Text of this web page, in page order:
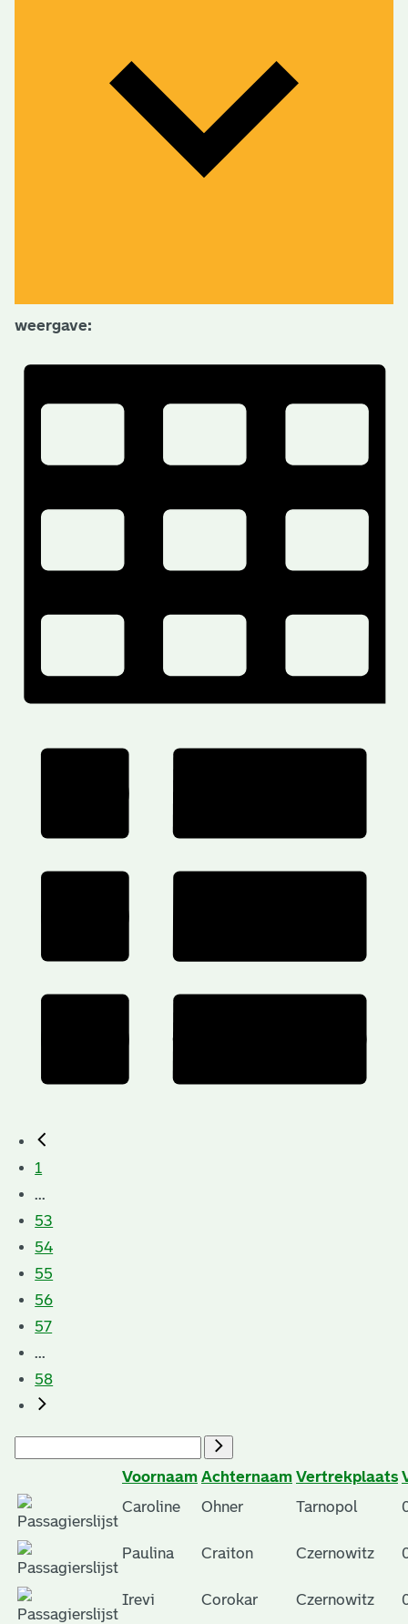
weergave:
1
...
53
54
55
56
57
...
58
Voornaam Achternaam Vertrekplaats
Caroline
Ohner Tarnopol
Paulina Craiton Czernowitz
Irevi Corokar Czernowitz